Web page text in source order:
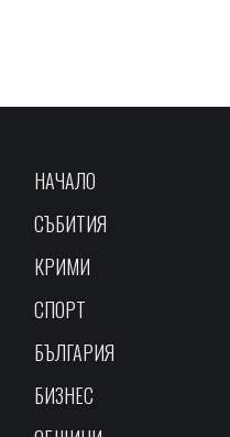
НАЧАЛО
СЪБИТИЯ
КРИМИ
СПОРТ
БЪЛГАРИЯ
БИЗНЕС